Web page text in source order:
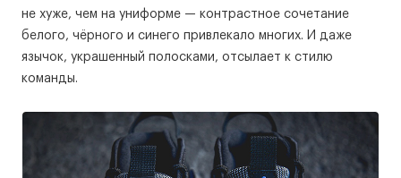
не хуже, чем на униформе — контрастное сочетание
белого, чёрного и синего привлекало многих. И даже
язычок, украшенный полосками, отсылает к стилю
команды.